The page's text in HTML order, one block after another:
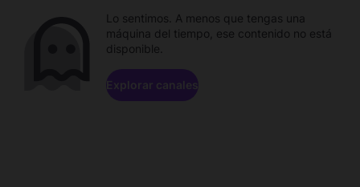
Lo sentimos. A menos que tengas una
máquina del tiempo, ese contenido no está
disponible.
Explorar canales